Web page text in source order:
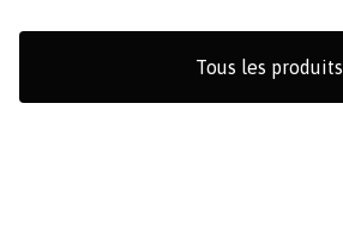
Tous les produits